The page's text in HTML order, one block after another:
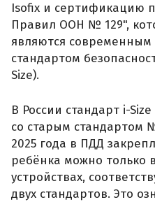
Isofix и сертификацию
Правил ООН № 129",
являются
стандартом
Size).
В России стандарт i-
со старым стандартом
2025 года в ПДД
ребёнка можно только
устройствах,
двух стандартов. Это